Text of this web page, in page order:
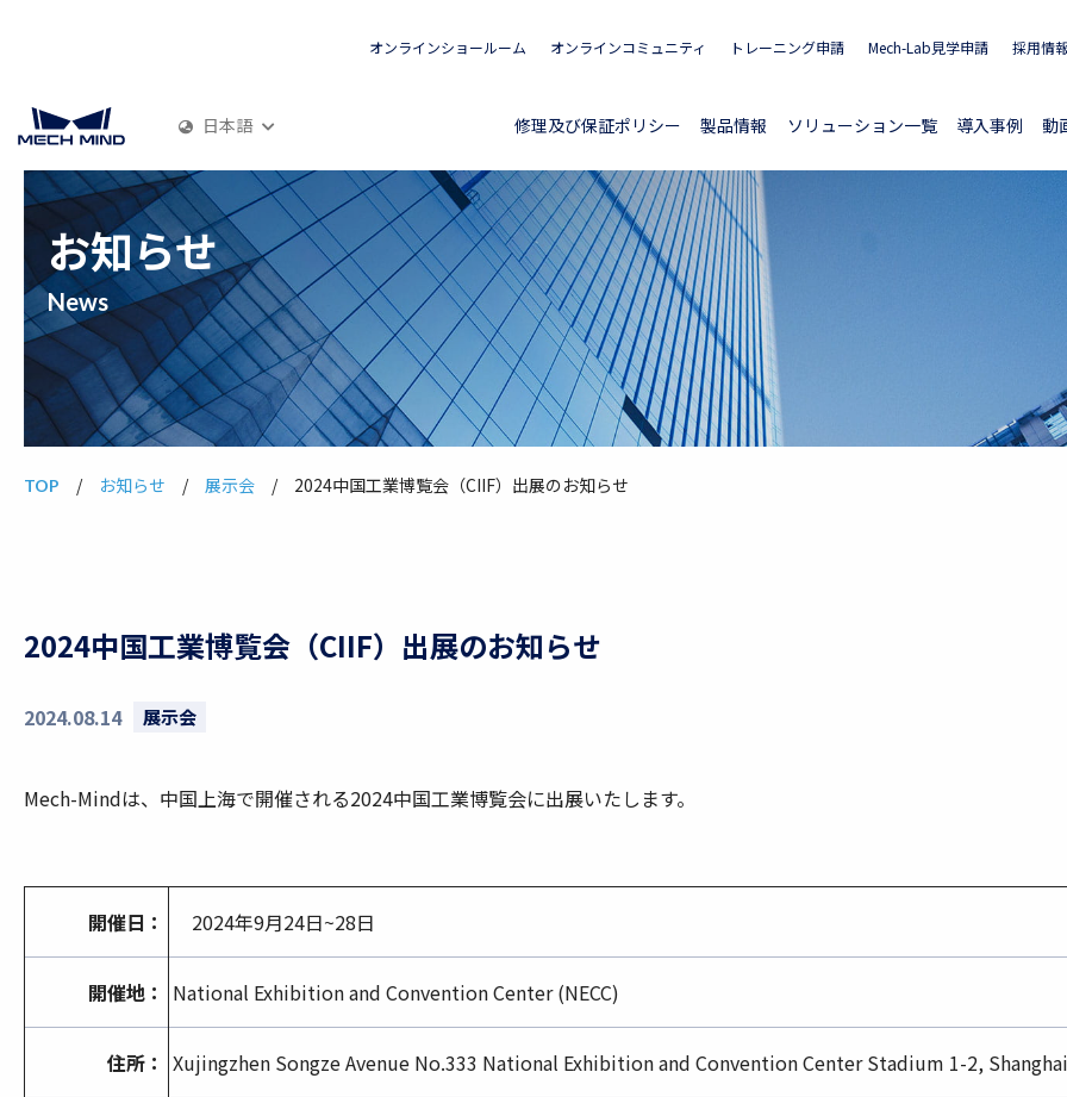
オンラインショールーム オンラインコミュニティ トレーニング申請 Mech-Lab見学申請 採用情
日本語 修理及び保証ポリシー 製品情報 ソリューション一覧 導入事例 動
お知らせ
News
TOP お知らせ 展示会 2024中国工業博覧会（CIIF）出展のお知らせ
2024中国工業博覧会（CIIF）出展のお知らせ
2024.08.14 展示会
Mech-Mindは、中国上海で開催される2024中国工業博覧会に出展いたします。
開催日： 2024年9月24日~28日
開催地： National Exhibition and Convention Center (NECC)
住所： Xujingzhen Songze Avenue No.333 National Exhibition and Convention Center Stadium 1-2, Shanghai